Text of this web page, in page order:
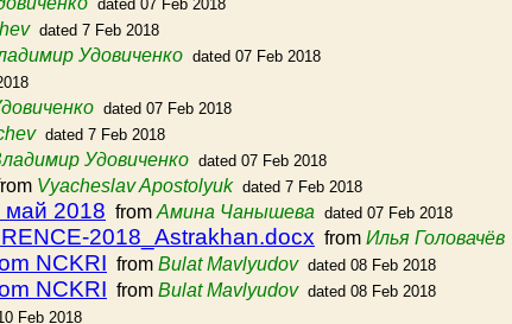
dated 07 Feb 2018
dated 7 Feb 2018
Удовиченко dated 07 Feb 2018
dated 07 Feb 2018
dated 7 Feb 2018
Удовиченко dated 07 Feb 2018
Vyacheslav Apostolyuk dated 7 Feb 2018
май 2018 from Амина Чанышева dated 07 Feb 2018
2018_Astrakhan.docx from Илья Головачёв
NCKRI from Bulat Mavlyudov dated 08 Feb 2018
NCKRI from Bulat Mavlyudov dated 08 Feb 2018
Feb 2018